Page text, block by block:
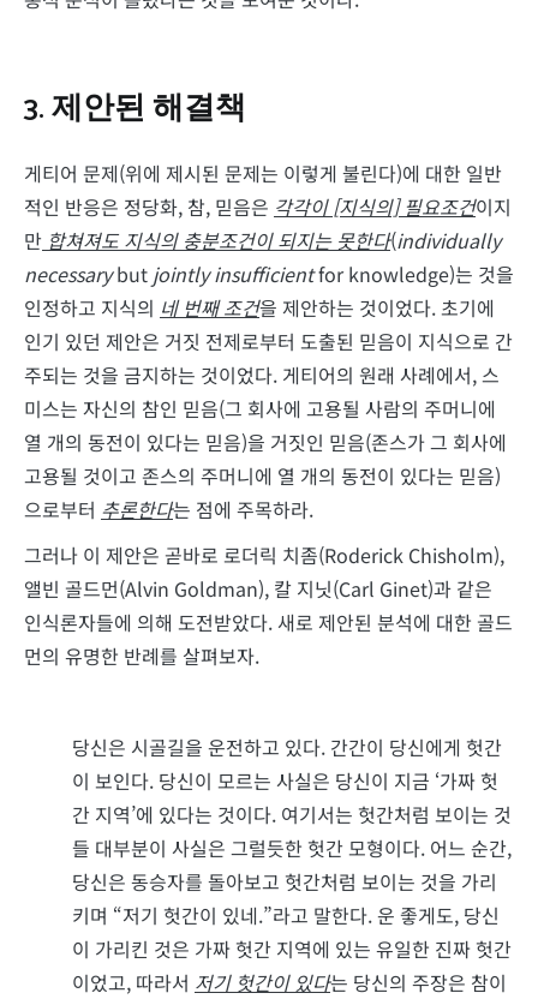
3. 제안된 해결책
게티어 문제(위에 제시된 문제는 이렇게 불린다)에 대한 일반
적인 반응은 정당화, 참, 믿음은 각각이 [지식의] 필요조건이지
만 합쳐져도 지식의 충분조건이 되지는 못한다(individually
necessarybut jointly insufficientfor knowledge)는 것을
인정하고 지식의 네 번째 조건을 제안하는 것이었다. 초기에
인기 있던 제안은 거짓 전제로부터 도출된 믿음이 지식으로 간
주되는 것을 금지하는 것이었다. 게티어의 원래 사례에서, 스
미스는 자신의 참인 믿음(그 회사에 고용될 사람의 주머니에
열 개의 동전이 있다는 믿음)을 거짓인 믿음(존스가 그 회사에
고용될 것이고 존스의 주머니에 열 개의 동전이 있다는 믿음)
으로부터 추론한다는 점에 주목하라.
그러나 이 제안은 곧바로 로더릭 치좀(Roderick Chisholm),
앨빈 골드먼(Alvin Goldman), 칼 지닛(Carl Ginet)과 같은
인식론자들에 의해 도전받았다. 새로 제안된 분석에 대한 골드
먼의 유명한 반례를 살펴보자.
당신은 시골길을 운전하고 있다. 간간이 당신에게 헛간
이 보인다. 당신이 모르는 사실은 당신이 지금 ‘가짜 헛
간 지역’에 있다는 것이다. 여기서는 헛간처럼 보이는 것
들 대부분이 사실은 그럴듯한 헛간 모형이다. 어느 순간,
당신은 동승자를 돌아보고 헛간처럼 보이는 것을 가리
키며 “저기 헛간이 있네.”라고 말한다. 운 좋게도, 당신
이 가리킨 것은 가짜 헛간 지역에 있는 유일한 진짜 헛간
이었고, 따라서 저기 헛간이 있다는 당신의 주장은 참이